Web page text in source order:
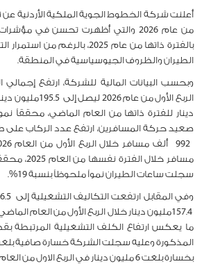
أعلنت شركة الخطوط الجوية الملكية الأردنية عن
من عام 2026 والتي أظهرت تحسن في
بالفترة ذاتها من عام 2025،
الطيران والظروف الجيوسياسية في المنطقة.
وبحسب البيانات المالية للشركة، ارتفع إجمالي
الربع الأول من عام 2026 ليصل إلى
195.5مليون
دينار للفترة ذاتها من العام الماضي، محققاً
صعيد حركة المسافرين، ارتفع عدد الركاب
992ألف مسافر خلال الربع الأول من العام 2026، مقارنة مع
مسافر خلال الفترة نفسها من العام 2025، محققاً نمواً بنسبة
سجلت ساعات الطيران نمواً ملحوظاً بنسبة19
%.
وفي المقابل ارتفعت التكاليف التشغيلية إلى
157.4مليون دينار خلال الربع الأول من العام
ما يعكس ارتفاع الكلف التشغيلية المرتبطة
المذكورة
بخسارة بلغت 6 مليون دينار في الربع الاول من العام 2025 .